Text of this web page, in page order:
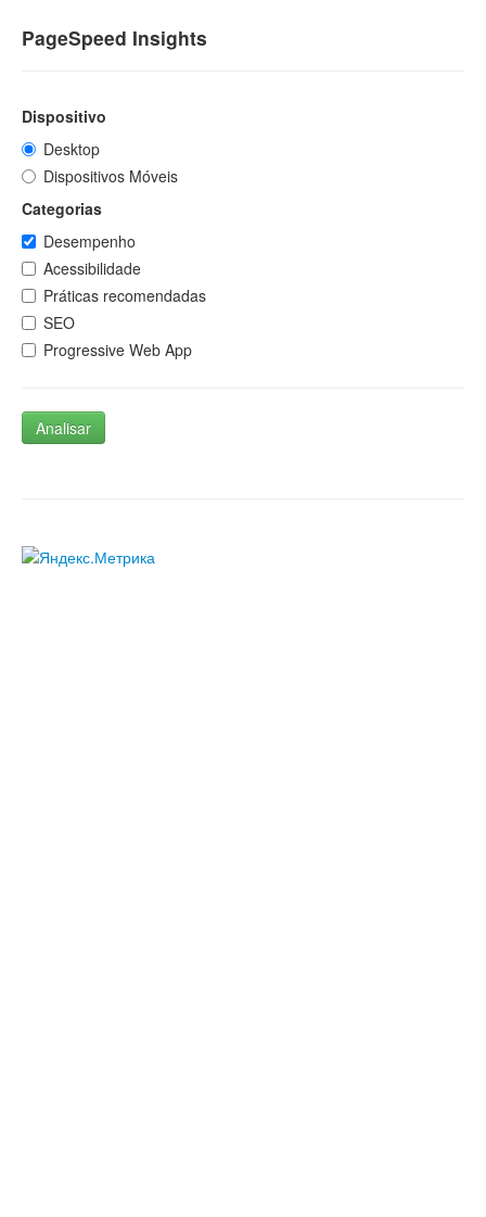
PageSpeed Insights
Dispositivo
Desktop
Dispositivos Móveis
Categorias
Desempenho
Acessibilidade
Práticas recomendadas
SEO
Progressive Web App
Analisar